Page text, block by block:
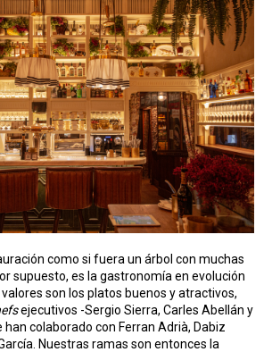
como si fuera un árbol con muchas
supuesto, es la gastronomía en evolución
son los platos buenos y atractivos,
ejecutivos -Sergio Sierra, Carles Abellán y
colaborado con Ferran Adrià, Dabiz
Nuestras ramas son entonces la